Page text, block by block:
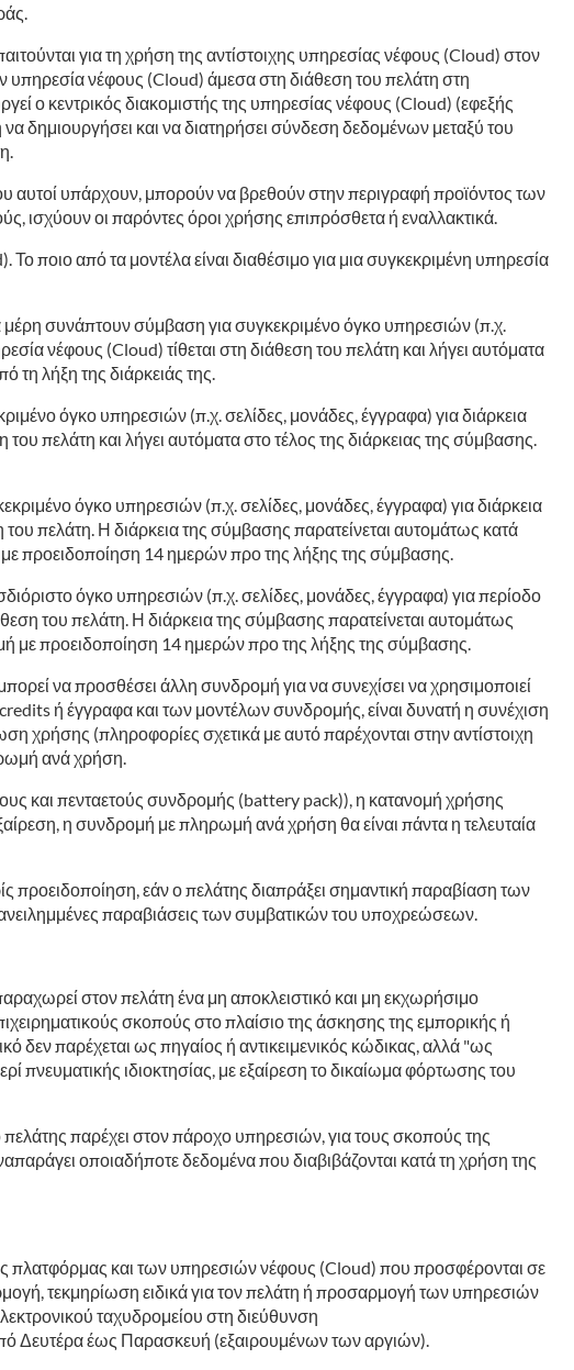
για τη χρήση της αντίστοιχης υπηρεσίας νέφους (Cloud) στον
υπηρεσία νέφους (Cloud) άμεσα στη διάθεση του πελάτη στη
ο κεντρικός διακομιστής της υπηρεσίας νέφους (Cloud) (εφεξής
δημιουργήσει και να διατηρήσει σύνδεση δεδομένων μεταξύ του
αυτοί υπάρχουν, μπορούν να βρεθούν στην περιγραφή προϊόντος των
ισχύουν οι παρόντες όροι χρήσης επιπρόσθετα ή εναλλακτικά.
ποιο από τα μοντέλα είναι διαθέσιμο για μια συγκεκριμένη υπηρεσία
συνάπτουν σύμβαση για συγκεκριμένο όγκο υπηρεσιών (π.χ.
νέφους (Cloud) τίθεται στη διάθεση του πελάτη και λήγει αυτόματα
τη λήξη της διάρκειάς της.
όγκο υπηρεσιών (π.χ. σελίδες, μονάδες, έγγραφα) για διάρκεια
πελάτη και λήγει αυτόματα στο τέλος της διάρκειας της σύμβασης.
όγκο υπηρεσιών (π.χ. σελίδες, μονάδες, έγγραφα) για διάρκεια
πελάτη. Η διάρκεια της σύμβασης παρατείνεται αυτομάτως κατά
προειδοποίηση 14 ημερών προ της λήξης της σύμβασης.
όγκο υπηρεσιών (π.χ. σελίδες, μονάδες, έγγραφα) για περίοδο
του πελάτη. Η διάρκεια της σύμβασης παρατείνεται αυτομάτως
με προειδοποίηση 14 ημερών προ της λήξης της σύμβασης.
να προσθέσει άλλη συνδρομή για να συνεχίσει να χρησιμοποιεί
ή έγγραφα και των μοντέλων συνδρομής, είναι δυνατή η συνέχιση
χρήσης (πληροφορίες σχετικά με αυτό παρέχονται στην αντίστοιχη
ανά χρήση.
και πενταετούς συνδρομής (battery pack)), η κατανομή χρήσης
η συνδρομή με πληρωμή ανά χρήση θα είναι πάντα η τελευταία
εάν ο πελάτης διαπράξει σημαντική παραβίαση των
παραβιάσεις των συμβατικών του υποχρεώσεων.
στον πελάτη ένα μη αποκλειστικό και μη εκχωρήσιμο
σκοπούς στο πλαίσιο της άσκησης της εμπορικής ή
δεν παρέχεται ως πηγαίος ή αντικειμενικός κώδικας, αλλά "ως
πνευματικής ιδιοκτησίας, με εξαίρεση το δικαίωμα φόρτωσης του
παρέχει στον πάροχο υπηρεσιών, για τους σκοπούς της
οποιαδήποτε δεδομένα που διαβιβάζονται κατά τη χρήση της
πλατφόρμας και των υπηρεσιών νέφους (Cloud) που προσφέρονται σε
τεκμηρίωση ειδικά για τον πελάτη ή προσαρμογή των υπηρεσιών
ταχυδρομείου στη διεύθυνση
Δευτέρα έως Παρασκευή (εξαιρουμένων των αργιών).